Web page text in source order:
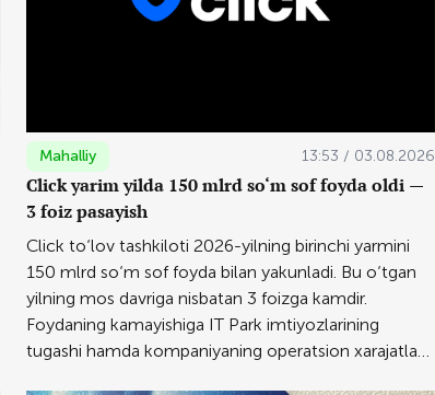
Mahalliy 13:53 / 03.08.2026
Click yarim yilda 150 mlrd so‘m sof foyda oldi —
3 foiz pasayish
Click to‘lov tashkiloti 2026-yilning birinchi yarmini
150 mlrd so‘m sof foyda bilan yakunladi. Bu o‘tgan
yilning mos davriga nisbatan 3 foizga kamdir.
Foydaning kamayishiga IT Park imtiyozlarining
tugashi hamda kompaniyaning operatsion xarajatlari